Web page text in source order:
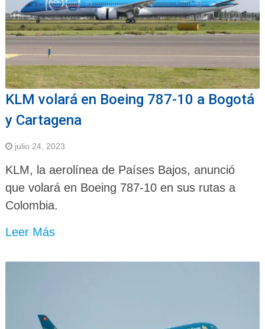
KLM volará en Boeing 787-10 a Bogotá
y Cartagena
julio 24, 2023
KLM, la aerolínea de Países Bajos, anunció
que volará en Boeing 787-10 en sus rutas a
Colombia.
Leer Más